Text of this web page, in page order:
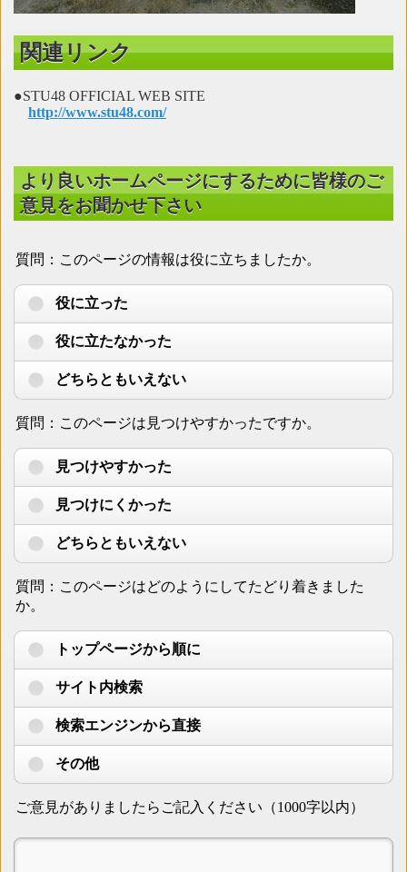
関連リンク
●STU48 OFFICIAL WEB SITE
http://www.stu48.com/
より良いホームページにするために皆様のご
意見をお聞かせ下さい
質問：このページの情報は役に立ちましたか。
役に立った
役に立たなかった
どちらともいえない
質問：このページは見つけやすかったですか。
見つけやすかった
見つけにくかった
どちらともいえない
質問：このページはどのようにしてたどり着きました
か。
トップページから順に
サイト内検索
検索エンジンから直接
その他
ご意見がありましたらご記入ください（1000字以内）